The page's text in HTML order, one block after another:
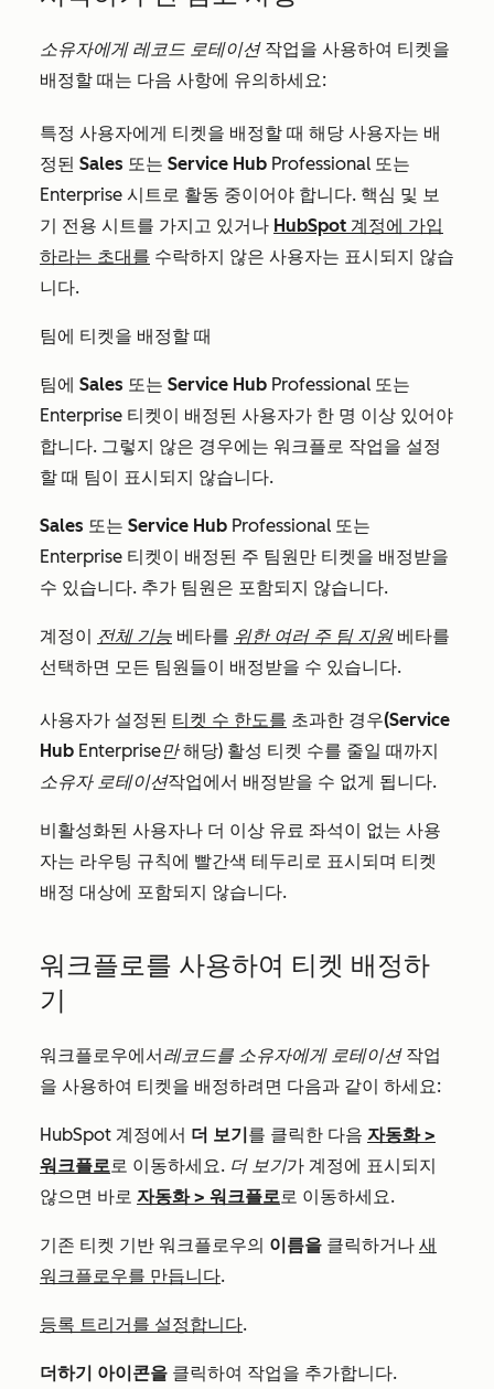
소유자에게 레코드 로테이션작업을 사용하여 티켓을
배정할 때는 다음 사항에 유의하세요:
특정 사용자에게 티켓을 배정할 때 해당 사용자는 배
정된 Sales 또는 Service Hub Professional 또는
Enterprise 시트로 활동 중이어야 합니다. 핵심 및 보
기 전용 시트를 가지고 있거나 HubSpot 계정에 가입
하라는 초대를 수락하지 않은 사용자는 표시되지 않습
니다.
팀에 티켓을 배정할 때
팀에 Sales 또는 Service Hub Professional 또는
Enterprise 티켓이 배정된 사용자가 한 명 이상 있어야
합니다. 그렇지 않은 경우에는 워크플로 작업을 설정
할 때 팀이 표시되지 않습니다.
Sales 또는 Service Hub Professional 또는
Enterprise 티켓이 배정된 주 팀원만 티켓을 배정받을
수 있습니다. 추가 팀원은 포함되지 않습니다.
계정이 전체 기능 베타를 위한 여러 주 팀 지원베타를
선택하면 모든 팀원들이 배정받을 수 있습니다.
사용자가 설정된 티켓 수 한도를 초과한 경우(Service
Hub Enterprise만해당) 활성 티켓 수를 줄일 때까지
소유자 로테이션작업에서 배정받을 수 없게 됩니다.
비활성화된 사용자나 더 이상 유료 좌석이 없는 사용
자는 라우팅 규칙에 빨간색 테두리로 표시되며 티켓
배정 대상에 포함되지 않습니다.
워크플로를 사용하여 티켓 배정하
기
워크플로우에서레코드를 소유자에게 로테이션작업
을 사용하여 티켓을 배정하려면 다음과 같이 하세요:
HubSpot 계정에서 더 보기를 클릭한 다음 자동화>
워크플로로 이동하세요. 더 보기가 계정에 표시되지
않으면 바로 자동화> 워크플로로 이동하세요.
기존 티켓 기반 워크플로우의 이름을 클릭하거나 새
워크플로우를 만듭니다.
등록 트리거를 설정합니다.
더하기 아이콘을 클릭하여 작업을 추가합니다.